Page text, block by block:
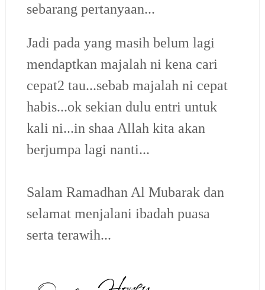
sebarang pertanyaan...
Jadi pada yang masih belum lagi
mendaptkan majalah ni kena cari
cepat2 tau...sebab majalah ni cepat
habis...ok sekian dulu entri untuk
kali ni...in shaa Allah kita akan
berjumpa lagi nanti...
Salam Ramadhan Al Mubarak dan
selamat menjalani ibadah puasa
serta terawih...